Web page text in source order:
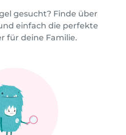
gesucht? Finde über
einfach die perfekte
für deine Familie.